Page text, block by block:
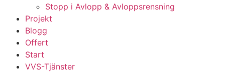
Stopp i Avlopp & Avloppsrensning
Projekt
Blogg
Offert
Start
VVS-Tjänster